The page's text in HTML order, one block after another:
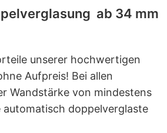
ab 34 mm
unserer hochwertigen
Aufpreis! Bei allen
Wandstärke von mindestens
automatisch doppelverglaste